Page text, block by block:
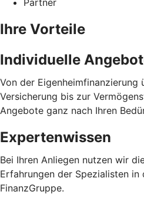
Ihre Vorteile
Individuelle
Von der Eigenheimfinanzierung
Versicherung bis zur
Angebote ganz nach Ihren
Expertenwissen
Bei Ihren Anliegen nutzen wir
Erfahrungen der Spezialisten in
FinanzGruppe.